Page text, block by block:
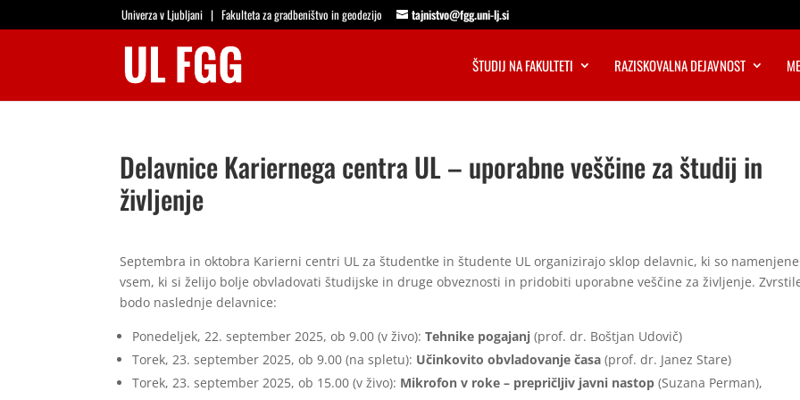
Univerza v Ljubljani |Fakulteta za gradbeništvo in geodezijo tajnistvo@fgg.uni-lj.si
ŠTUDIJ NA FAKULTETI RAZISKOVALNA DEJAVNOST
Delavnice Kariernega centra UL – uporabne veščine za študij in
življenje
Septembra in oktobra Karierni centri UL za študentke in študente UL organizirajo sklop delavnic, ki so namenjene
vsem, ki si želijo bolje obvladovati študijske in druge obveznosti in pridobiti uporabne veščine za življenje.
bodo naslednje delavnice:
Ponedeljek, 22. september 2025, ob 9.00 (v živo):Tehnike pogajanj (prof. dr. Boštjan Udovič)
Torek, 23. september 2025, ob 9.00 (na spletu): Učinkovito obvladovanje časa (prof. dr. Janez Stare)
Torek, 23. september 2025, ob 15.00 (v živo): Mikrofon v roke – prepričljiv javni nastop (Suzana Perman),